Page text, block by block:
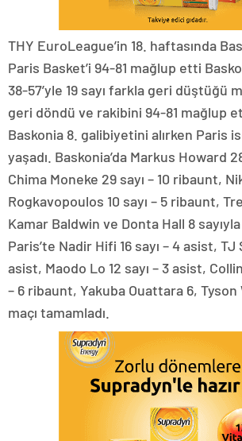
THY EuroLeague’in 18. haftasında
Paris Basket’i 94-81 mağlup etti
38-57’yle 19 sayı farkla geri düştüğü
geri döndü ve rakibini 94-81 mağlup
Baskonia 8. galibiyetini alırken Paris
yaşadı. Baskonia’da Markus Howard
Chima Moneke 29 sayı – 10 ribaunt,
Rogkavopoulos 10 sayı – 5 ribaunt,
Kamar Baldwin ve Donta Hall 8
Paris’te Nadir Hifi 16 sayı – 4 asist, TJ
asist, Maodo Lo 12 sayı – 3 asist,
– 6 ribaunt, Yakuba Ouattara 6, Tyson
maçı tamamladı.